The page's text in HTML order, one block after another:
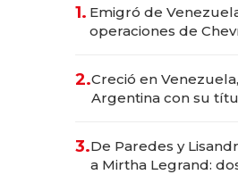
1. Emigró de
operaciones de
2.Creció en
Argentina con su
las marcas "fast
3.De Paredes y
a Mirtha Legrand: